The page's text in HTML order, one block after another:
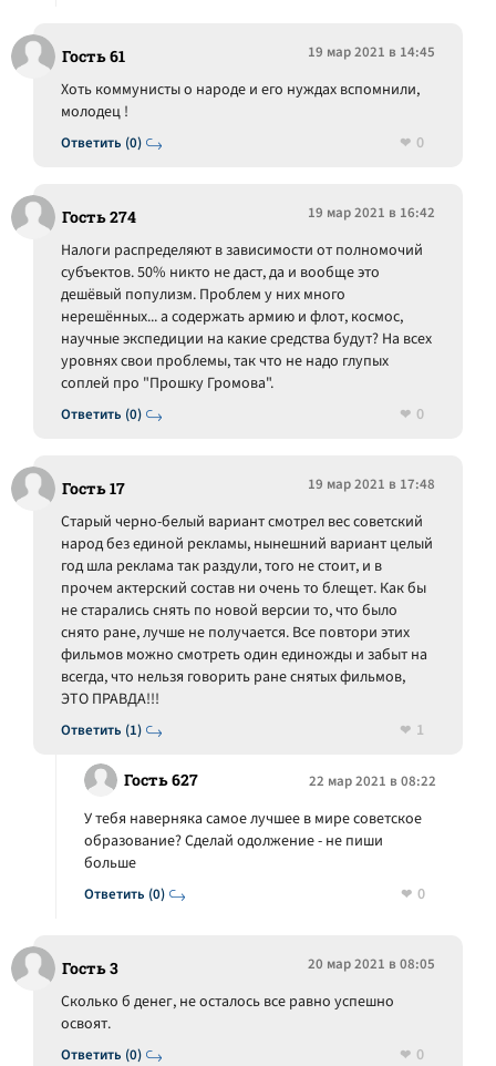
Гость 61 19 мар 2021 в 14:45
Ответить (0)
Хоть коммунисты о народе и его нуждах вспомнили,
молодец !
0
Гость 274 19 мар 2021 в 16:42
Ответить (0)
Налоги распределяют в зависимости от полномочий
субъектов. 50% никто не даст, да и вообще это
дешёвый популизм. Проблем у них много
нерешённых... а содержать армию и флот, космос,
научные экспедиции на какие средства будут? На всех
уровнях свои проблемы, так что не надо глупых
соплей про "Прошку Громова".
0
Гость 17 19 мар 2021 в 17:48
Ответить (1)
Старый черно-белый вариант смотрел вес советский
народ без единой рекламы, нынешний вариант целый
год шла реклама так раздули, того не стоит, и в
прочем актерский состав ни очень то блещет. Как бы
не старались снять по новой версии то, что было
снято ране, лучше не получается. Все повтори этих
фильмов можно смотреть один единожды и забыт на
всегда, что нельзя говорить ране снятых фильмов,
ЭТО ПРАВДА!!!
1
Гость 627 22 мар 2021 в 08:22
Ответить (0)
У тебя наверняка самое лучшее в мире советское
образование? Сделай одолжение - не пиши
больше
0
Гость 3 20 мар 2021 в 08:05
Ответить (0)
Сколько б денег, не осталось все равно успешно
освоят.
0